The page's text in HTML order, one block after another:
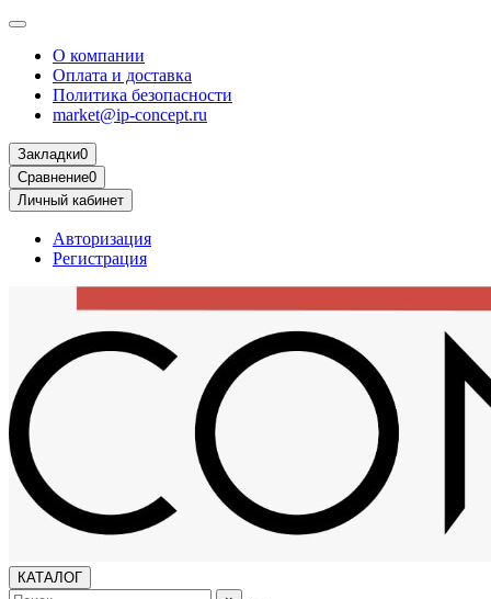
О компании
Оплата и доставка
Политика безопасности
market@ip-concept.ru
Закладки0
Сравнение0
Личный кабинет
Авторизация
Регистрация
КАТАЛОГ